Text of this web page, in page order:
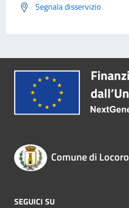
Segnala disservizio
Comune di
SEGUICI SU